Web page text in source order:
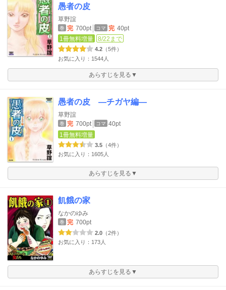
愚者の皮
草野誼
巻 完 700pt コマ 完 40pt
1冊無料増量
8/22まで
4.2 （5件）
お気に入り：1544人
あらすじを見る▼
愚者の皮 ―チガヤ編―
草野誼
巻 完 700pt コマ 40pt
1冊無料増量
3.5 （4件）
お気に入り：1605人
あらすじを見る▼
飢餓の家
なかのゆみ
巻 完 700pt
2.0 （2件）
お気に入り：173人
あらすじを見る▼